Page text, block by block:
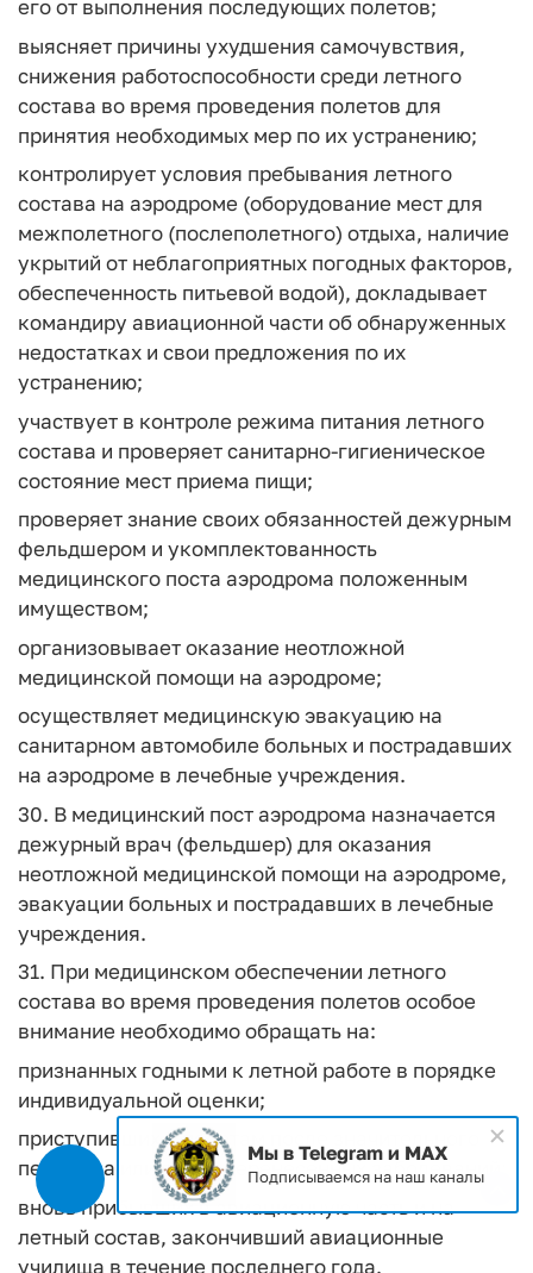
его от выполнения последующих полетов;
выясняет причины ухудшения самочувствия,
снижения работоспособности среди летного
состава во время проведения полетов для
принятия необходимых мер по их устранению;
контролирует условия пребывания летного
состава на аэродроме (оборудование мест для
межполетного (послеполетного) отдыха, наличие
укрытий от неблагоприятных погодных факторов,
обеспеченность питьевой водой), докладывает
командиру авиационной части об обнаруженных
недостатках и свои предложения по их
устранению;
участвует в контроле режима питания летного
состава и проверяет санитарно-гигиеническое
состояние мест приема пищи;
проверяет знание своих обязанностей дежурным
фельдшером и укомплектованность
медицинского поста аэродрома положенным
имуществом;
организовывает оказание неотложной
медицинской помощи на аэродроме;
осуществляет медицинскую эвакуацию на
санитарном автомобиле больных и пострадавших
на аэродроме в лечебные учреждения.
30. В медицинский пост аэродрома назначается
дежурный врач (фельдшер) для оказания
неотложной медицинской помощи на аэродроме,
эвакуации больных и пострадавших в лечебные
учреждения.
31. При медицинском обеспечении летного
состава во время проведения полетов особое
внимание необходимо обращать на:
признанных годными к летной работе в порядке
индивидуальной оценки;
приступивших к полетам после значительного
перерыва или после перенесенных заболеваний;
вновь прибывших в авиационную часть и на
летный состав, закончивший авиационные
училища в течение последнего года.
Мы в Telegram и MAX
Подписываемся на наш каналы